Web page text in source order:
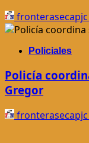
fronterasecapjc
Policiales
Policía
Gregor
fronterasecapjc